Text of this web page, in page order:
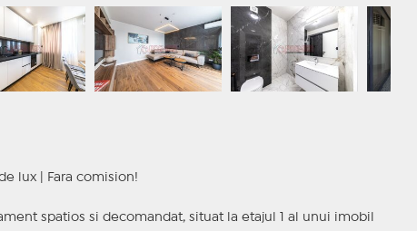
lux | Fara comision!
spatios si decomandat, situat la etajul 1 al unui imobil